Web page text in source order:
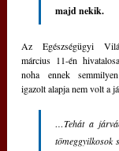
majd nekik.
Az Egészségügyi
március 11-én
noha ennek
igazolt alapja nem volt a
…Tehát a
tömeggyilkosok